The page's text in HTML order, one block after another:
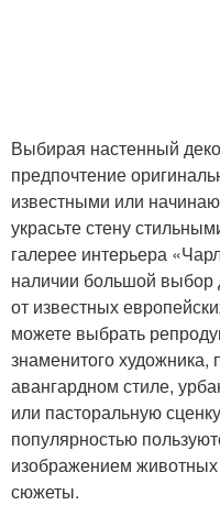
Выбирая настенный
предпочтение
известными или
украсьте стену
галерее интерьера
наличии большой выбор
от известных
можете выбрать
знаменитого художника,
авангардном стиле,
или пасторальную
популярностью
изображением
сюжеты.